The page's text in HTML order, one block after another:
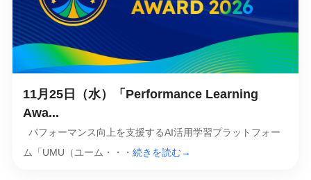
11月25日（水）「Performance Learning
Awa...
パフォーマンス向上を支援するAI活用学習プラットフォー
ム「UMU（ユーム・・・ 続きを読む→